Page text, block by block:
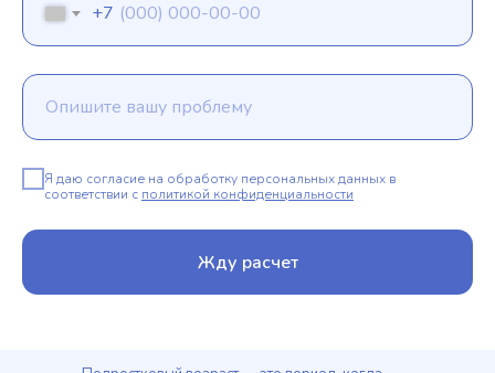
+7
Я даю согласие на обработку персональных данных в
соответствии с политикой конфиденциальности
Жду расчет